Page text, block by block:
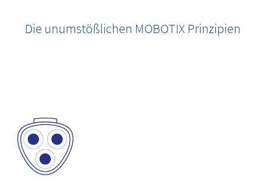
Die unumstößlichen MOBOTIX Prinzipien